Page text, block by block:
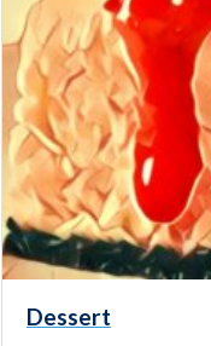
Dessert